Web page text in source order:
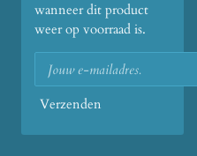
wanneer dit product
weer op voorraad is.
Verzenden